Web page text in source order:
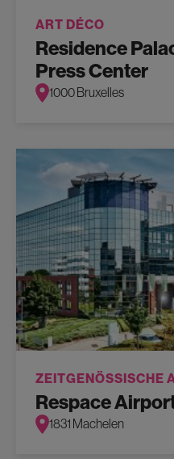
ART DÉCO
Residence
Press Center
1000 Bruxelles
ZEITGENÖSSISCHE
Respace
1831 Machelen